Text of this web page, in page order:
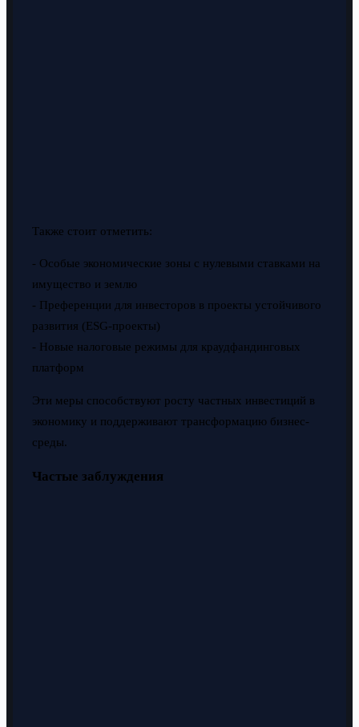
Также стоит отметить:
- Особые экономические зоны с нулевыми ставками на
имущество и землю
- Преференции для инвесторов в проекты устойчивого
развития (ESG-проекты)
- Новые налоговые режимы для краудфандинговых
платформ
Эти меры способствуют росту частных инвестиций в
экономику и поддерживают трансформацию бизнес-
среды.
Частые заблуждения